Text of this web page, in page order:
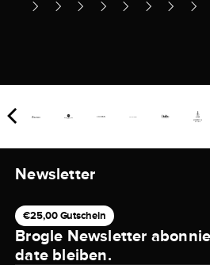
Newsletter
€25,00 Gutschein
Brogle Newsletter
date bleiben.